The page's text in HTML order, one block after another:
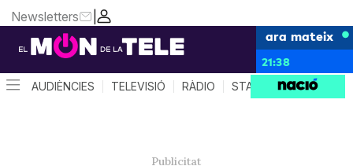
|
Newsletters
ara mateix
21:38
AUDIÈNCIES TELEVISIÓ RÀDIO STAR SYSTEM